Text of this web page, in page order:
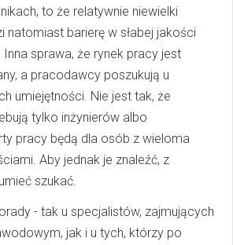
to że relatywnie niewielki
natomiast barierę w słabej jakości
sprawa, że rynek pracy jest
a pracodawcy poszukują u
umiejętności. Nie jest tak, że
tylko inżynierów albo
pracy będą dla osób z wieloma
Aby jednak je znaleźć, z
szukać.
- tak u specjalistów, zajmujących
jak i u tych, którzy po